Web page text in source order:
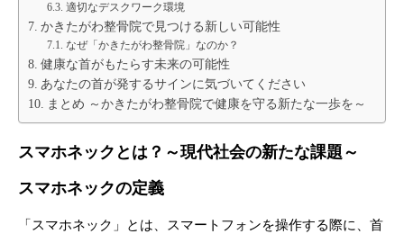
適切なデスクワーク環境
かきたがわ整骨院で見つける新しい可能性
なぜ「かきたがわ整骨院」なのか？
健康な首がもたらす未来の可能性
あなたの首が発するサインに気づいてください
まとめ ～かきたがわ整骨院で健康を守る新たな一歩を～
スマホネックとは？～現代社会の新たな課題～
スマホネックの定義
「スマホネック」とは、スマートフォンを操作する際に、首